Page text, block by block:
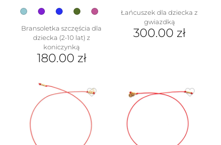
Bransoletka szczęścia dla
dziecka (2-10 lat) z
koniczynką
180.00 zł
ma
wiele
wariantów.
Łańcuszek dla dziecka z
gwiazdką
300.00 zł